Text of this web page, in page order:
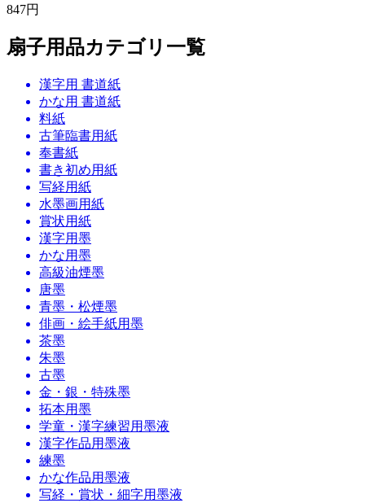
847円
扇子用品カテゴリ一覧
漢字用 書道紙
かな用 書道紙
料紙
古筆臨書用紙
奉書紙
書き初め用紙
写経用紙
水墨画用紙
賞状用紙
漢字用墨
かな用墨
高級油煙墨
唐墨
青墨・松煙墨
俳画・絵手紙用墨
茶墨
朱墨
古墨
金・銀・特殊墨
拓本用墨
学童・漢字練習用墨液
漢字作品用墨液
練墨
かな作品用墨液
写経・賞状・細字用墨液